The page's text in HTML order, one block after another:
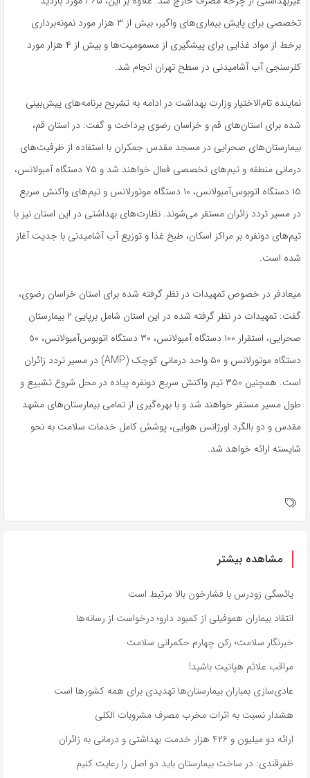
تخصصی برای پایش بیماری‌های واگیر، بیش از ۳ هزار مورد نمونه‌برداری
برخط از مواد غذایی برای پیشگیری از مسمومیت‌ها و بیش از ۴ هزار مورد
کلرسنجی آب آشامیدنی در سطح تهران انجام شد.
نماینده تام‌الاختیار وزارت بهداشت در ادامه به تشریح برنامه‌های پیش‌بینی
شده برای استان‌های قم و خراسان رضوی پرداخت و گفت: در استان قم،
بیمارستان‌های صحرایی در مسجد مقدس جمکران با استفاده از ظرفیت‌های
درمانی منطقه و تیم‌های تخصصی فعال خواهند شد و ۷۵ دستگاه آمبولانس،
۱۵ دستگاه اتوبوس‌آمبولانس، ۱۰ دستگاه موتورلانس و تیم‌های واکنش سریع
در مسیر تردد زائران مستقر می‌شوند. نظارت‌های بهداشتی در این استان نیز با
تیم‌های دونفره بر مراکز اسکان، طبخ غذا و توزیع آب آشامیدنی با جدیت آغاز
شده است.
میعادفر در خصوص تمهیدات در نظر گرفته شده برای استان خراسان رضوی،
گفت: تمهیدات در نظر گرفته شده در این استان شامل برپایی ۲ بیمارستان
صحرایی، استقرار ۱۰۰ دستگاه آمبولانس، ۳۰ دستگاه اتوبوس‌آمبولانس، ٥٠
دستگاه موتورلانس و ۵۰ واحد درمانی کوچک (AMP) در مسیر تردد زائران
است. همچنین ۳۵۰ تیم واکنش سریع دونفره پیاده در محل شروع تشییع و
طول مسیر مستقر خواهند شد و با بهره‌گیری از تمامی بیمارستان‌های مشهد
مقدس و دو بالگرد اورژانس هوایی، پوشش کامل خدمات سلامت به نحو
شایسته ارائه خواهد شد.
مشاهده بیشتر
یائسگی زودرس با فشارخون بالا مرتبط است
انتقاد بیماران هموفیلی از کمبود دارو؛ درخواست از رسانه‌ها
خبرنگار سلامت؛ رکن چهارم حکمرانی سلامت
مراقب علائم هپاتیت باشید!
عادی‌سازی بمباران بیمارستان‌ها تهدیدی برای همه کشورها است
هشدار نسبت به اثرات مخرب مصرف مشروبات الکلی
ارائه دو میلیون و ۴۲۶ هزار خدمت بهداشتی و درمانی به زائران
ظفرقندی: در ساخت بیمارستان باید دو اصل را رعایت کنیم